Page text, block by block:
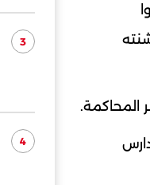
شنته
المحاكمة.
3
4